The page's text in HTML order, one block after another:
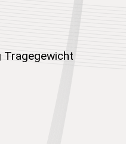
Tragegewicht